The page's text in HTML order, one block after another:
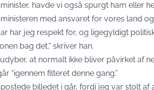
havde vi også spurgt ham eller
med ansvaret for vores land
har jeg respekt for, og ligegyldigt
bag det,” skriver han.
at normalt ikke bliver påvirket af
“igennem filteret denne gang.”
postede billedet i går, fordi jeg var stolt